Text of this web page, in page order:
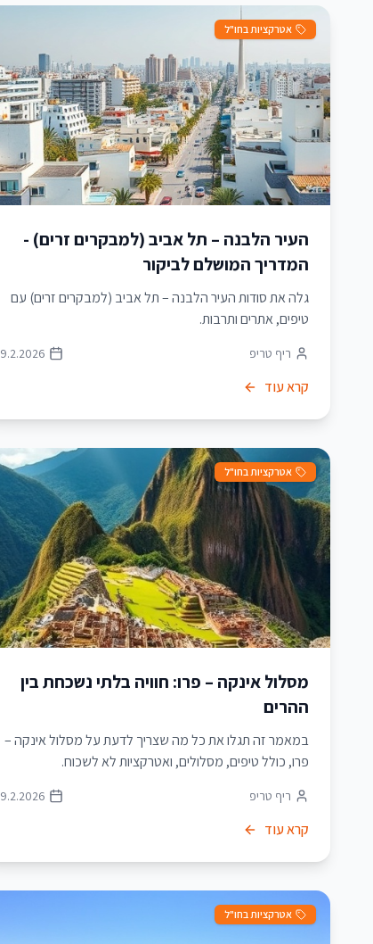
אטרקציות בחו"ל
העיר הלבנה – תל אביב (למבקרים זרים) -
המדריך המושלם לביקור
גלה את סודות העיר הלבנה – תל אביב (למבקרים זרים) עם
טיפים, אתרים ותרבות.
ריף טריפ 9.2.2026
קרא עוד
אטרקציות בחו"ל
מסלול אינקה – פרו: חוויה בלתי נשכחת בין
ההרים
במאמר זה תגלו את כל מה שצריך לדעת על מסלול אינקה –
פרו, כולל טיפים, מסלולים, ואטרקציות לא לשכוח.
ריף טריפ 9.2.2026
קרא עוד
אטרקציות בחו"ל